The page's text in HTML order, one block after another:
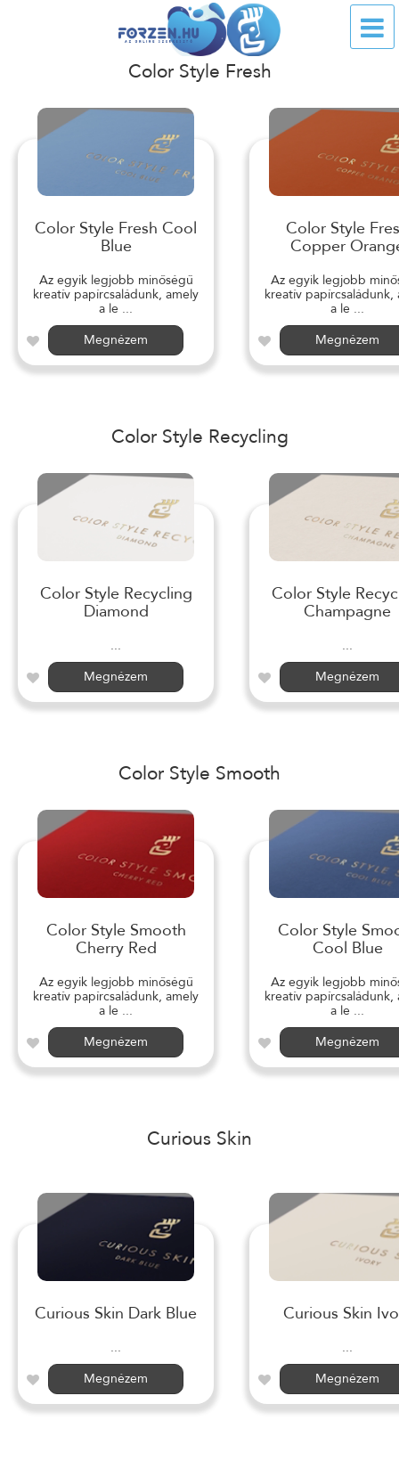
Color Style Fresh
Color Style Fresh Cool
Blue
Az egyik legjobb minőségű
kreatív papírcsaládunk, amely
a le ...
Megnézem
Color Style
Copper
Az egyik legjobb
kreatív papírcsaládunk,
a le ...
Megnézem
Color Style Recycling
Color Style Recycling
Diamond
...
Megnézem
Color Style
Champagne
...
Megnézem
Color Style Smooth
Color Style Smooth
Cherry Red
Az egyik legjobb minőségű
kreatív papírcsaládunk, amely
a le ...
Megnézem
Color Style
Cool Blue
Az egyik legjobb
kreatív papírcsaládunk,
a le ...
Megnézem
Curious Skin
Curious Skin Dark Blue
...
Megnézem
Curious Skin
...
Megnézem